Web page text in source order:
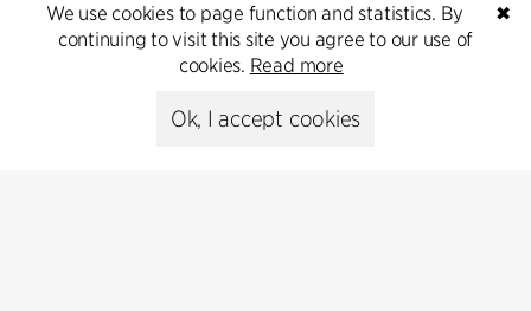
✖
We use cookies to page function and statistics. By
continuing to visit this site you agree to our use of
cookies. Read more
Ok, I accept cookies